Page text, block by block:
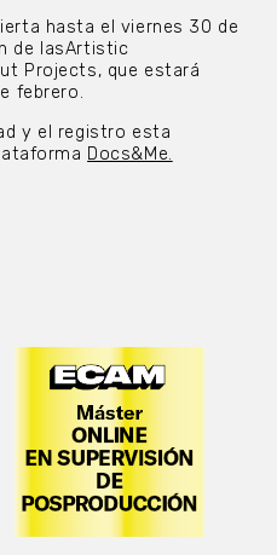
hasta el viernes 30 de
de lasArtistic
Projects, que estará
febrero.
y el registro esta
Docs&Me.